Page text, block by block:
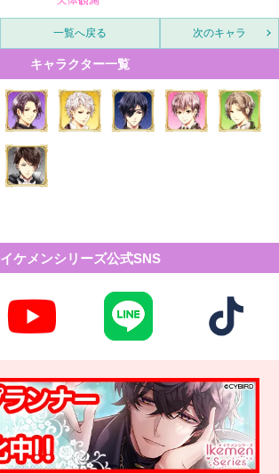
一覧へ戻る 次のキャラ
キャラクター一覧
イケメンシリーズ公式SNS